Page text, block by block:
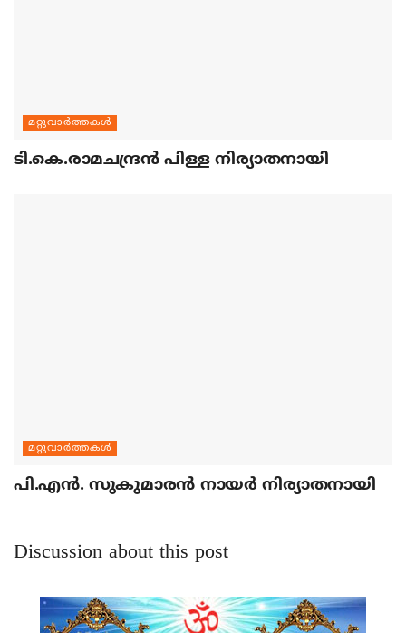
മറ്റുവാര്‍ത്തകള്‍
ടി.കെ.രാമചന്ദ്രന്‍ പിള്ള നിര്യാതനായി
മറ്റുവാര്‍ത്തകള്‍
പി.എന്‍. സുകുമാരന്‍ നായര്‍ നിര്യാതനായി
Discussion about this post